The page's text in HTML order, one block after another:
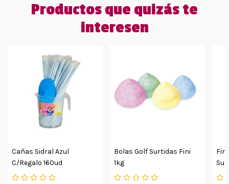
Productos que quizás te
interesen
Cañas Sidral Azul
C/regalo 160ud
Bolas Golf Surtidas Fini
1kg